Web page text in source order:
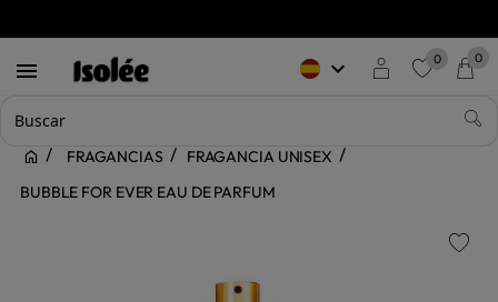
 keyboard_arrow_down 0 0
FRAGANCIAS
FRAGANCIA UNISEX
BUBBLE FOR EVER EAU DE PARFUM